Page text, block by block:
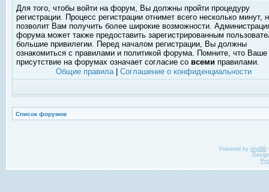
Для того, чтобы войти на форум, Вы должны пройти процедуру
регистрации. Процесс регистрации отнимет всего несколько минут,
позволит Вам получить более широкие возможности.
форума может также предоставить зарегистрированным
большие привилегии. Перед началом регистрации, Вы должны
ознакомиться с правилами и политикой форума. Помните, что Ваше
присутствие на форумах означает согласие со всеми правилами.
Общие правила| Соглашение о конфиденциальности
Список форумов
Powered by phpBB